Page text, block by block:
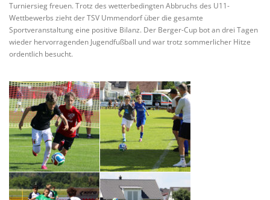
Turniersieg freuen. Trotz des wetterbedingten Abbruchs des U11-
Wettbewerbs zieht der TSV Ummendorf über die gesamte
Sportveranstaltung eine positive Bilanz. Der Berger-Cup bot an drei Tagen
wieder hervorragenden Jugendfußball und war trotz sommerlicher Hitze
ordentlich besucht.